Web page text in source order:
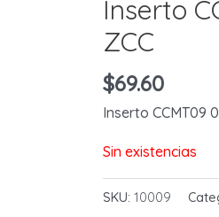
Inserto
ZCC
$69.60
Inserto CCMT09
Sin existencias
SKU:10009